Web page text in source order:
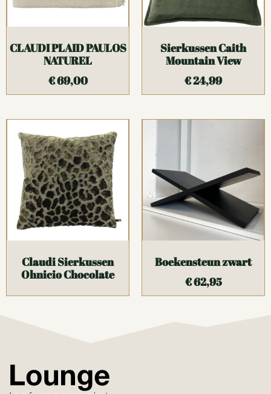
CLAUDI PLAID PAULOS
NATUREL
€69,00
Sierkussen Caith
Mountain View
€24,99
Claudi Sierkussen
Ohnicio Chocolate
Boekensteun zwart
€62,95